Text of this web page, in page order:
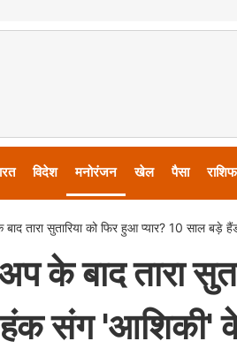
विदेश मनोरंजन खेल पैसा
बाद तारा सुतारिया को फिर हुआ प्यार? 10 साल
के बाद तारा
संग 'आशिकी'